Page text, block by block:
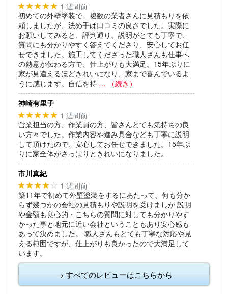
★★★★★ 1 週間前
初めての外壁塗装で、複数の業者さんに見積もりを依
頼しましたが、決め手は口コミの良さでした。実際に
お願いしてみると、評判通り。説明がとても丁寧で、
質問にも分かりやすく答えてくださり、安心してお任
せできました。施工してくださった職人さんも仕事へ
の熱意が伝わる方で、仕上がりも大満足。15年ぶりに
家が見違えるほどきれいになり、家まで喜んでいるよ
うに感じます。自信を持 … （続き）
神崎有里子
★★★★★ 1 週間前
営業担当の方、作業員の方、皆さんとても気持ちの良
い方々でした。作業内容や進み具合なども丁寧に説明
して頂けたので、安心してお任せできました。15年ぶ
りに家全体がさっぱりときれいになりました。
市川真紀
★★★★☆ 1 週間前
築11年で初めて外壁塗装をするにあたって、何も分か
らず幾つかの会社の見積もりや説明を受けましが 説明
や金額も良心的・こちらの質問に対しても分かりやす
かった事と地元に近い会社ということもあり安心感も
あって決めました。
職人さんもとても丁寧な対応や見
える範囲ですが、仕上がりも良かったので大満足して
います。
→ すべてのレビューはこちらから